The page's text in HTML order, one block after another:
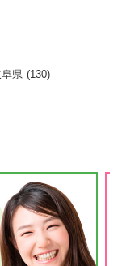
県 (130)